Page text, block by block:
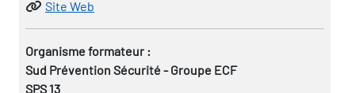
Site Web
Organisme formateur :
Sud Prévention Sécurité - Groupe ECF
SPS 13